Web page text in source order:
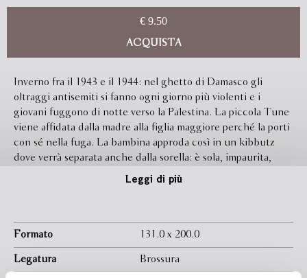
€ 9.50
ACQUISTA
Inverno fra il 1943 e il 1944: nel ghetto di Damasco gli
oltraggi antisemiti si fanno ogni giorno più violenti e i
giovani fuggono di notte verso la Palestina. La piccola Tune
viene affidata dalla madre alla figlia maggiore perché la porti
con sé nella fuga. La bambina approda così in un kibbutz
dove verrà separata anche dalla sorella: è sola, impaurita,
ferita. Ha cambiato nome per non rivelare il suo stato di
piano piano Masal li assume, concedendosi alla propria
vitalità. Comincia a occuparsi di bambini, si arruola
nell'esercito israeliano, diventa sergente. E si innamora di un
Leggi di più
Formato 131.0 x 200.0
Legatura Brossura